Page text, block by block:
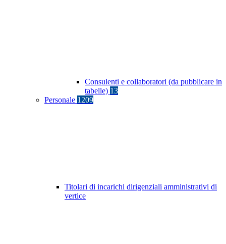
Consulenti e collaboratori (da pubblicare in
tabelle) 13
Personale 1209
Titolari di incarichi dirigenziali amministrativi di
vertice